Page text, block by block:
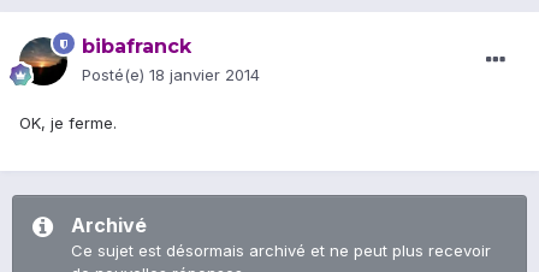
bibafranck
Posté(e) 18 janvier 2014
OK, je ferme.
Archivé
Ce sujet est désormais archivé et ne peut plus recevoir